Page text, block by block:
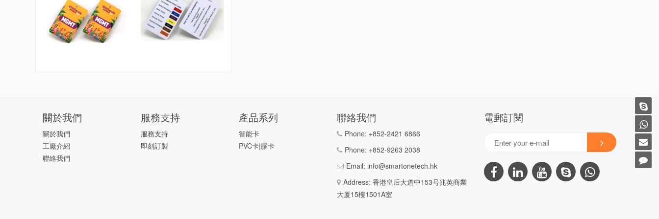
關於我們
關於我們
工廠介紹
聯絡我們
服務支持
服務支持
即刻訂製
產品系列
智能卡
PVC卡|膠卡
聯絡我們
Phone: +852-2421 6866
Phone: +852-9263 2038
Email: info@smartonetech.hk
Address: 香港皇后大道中153号兆英商業
大厦15樓1501A室
電郵訂閱